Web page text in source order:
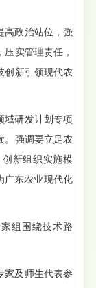
高政治站位，强
实管理责任，
创新引领现代农
域研发计划专项
。强调要立足农
新组织实施模
广东农业现代化
组围绕技术路
家及师生代表参